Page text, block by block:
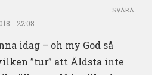
- 22:08
idag – oh my God så
”tur” att Äldsta inte
SVARA